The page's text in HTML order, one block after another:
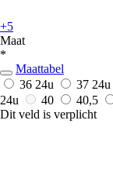
+5
Maat
*
Maattabel
36 24u 37 24u
24u
40 40,5
Dit veld is verplicht